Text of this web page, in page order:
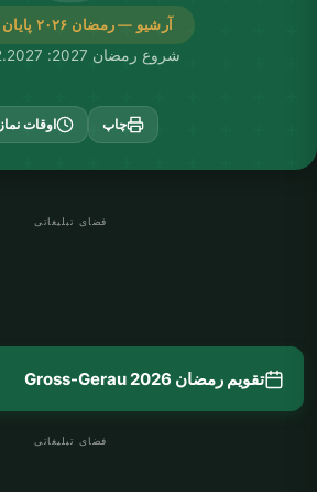
آرشیو — رمضان ۲۰۲۶ پایان یافت
شروع رمضان 2027: 08.02.2027
چاپ اوقات نماز
فضای تبلیغاتی
تقویم رمضان Gross-Gerau 2026
فضای تبلیغاتی